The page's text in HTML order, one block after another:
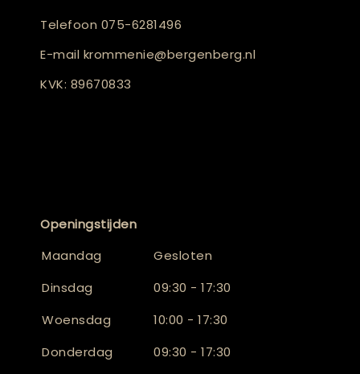
Telefoon 075-6281496
E-mail krommenie@bergenberg.nl
KVK: 89670833
Openingstijden
Maandag
Gesloten
Dinsdag
09:30 - 17:30
Woensdag
10:00 - 17:30
Donderdag
09:30 - 17:30